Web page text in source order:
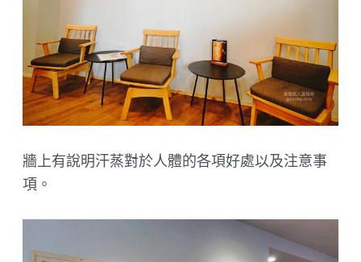
牆上有說明汗蒸對於人體的各項好處以及注意事
項。